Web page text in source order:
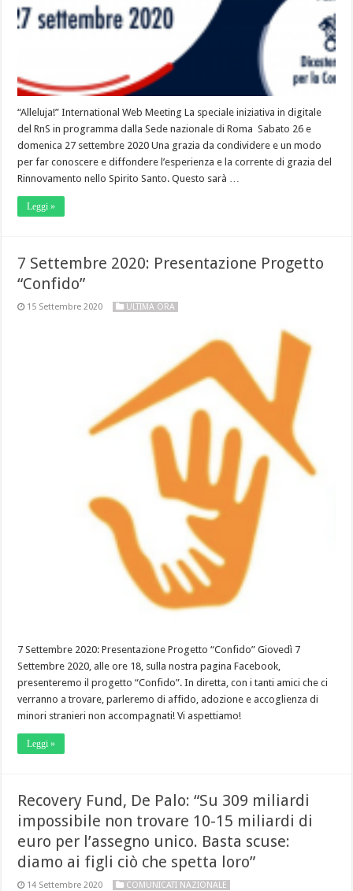
“Alleluja!” International Web Meeting La speciale iniziativa in digitale
del RnS in programma dalla Sede nazionale di Roma Sabato 26 e
domenica 27 settembre 2020 Una grazia da condividere e un modo
per far conoscere e diffondere l’esperienza e la corrente di grazia del
Rinnovamento nello Spirito Santo. Questo sarà …
Leggi »
7 Settembre 2020: Presentazione Progetto
“Confido”
15 Settembre 2020 ULTIMA ORA
7 Settembre 2020: Presentazione Progetto “Confido” Giovedì 7
Settembre 2020, alle ore 18, sulla nostra pagina Facebook,
presenteremo il progetto “Confido”. In diretta, con i tanti amici che ci
verranno a trovare, parleremo di affido, adozione e accoglienza di
minori stranieri non accompagnati! Vi aspettiamo!
Leggi »
Recovery Fund, De Palo: “Su 309 miliardi
impossibile non trovare 10-15 miliardi di
euro per l’assegno unico. Basta scuse:
diamo ai figli ciò che spetta loro”
14 Settembre 2020 COMUNICATI NAZIONALE